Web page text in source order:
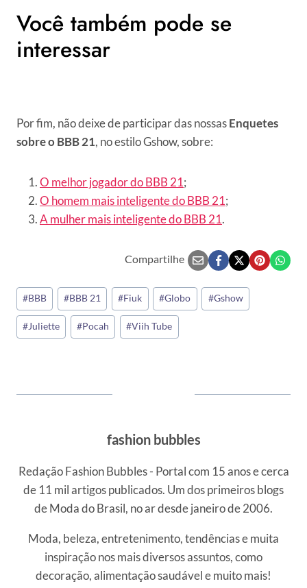
Você também pode se
interessar
Por fim, não deixe de participar das nossasEnquetes
sobre o BBB 21, no estilo Gshow, sobre:
O melhor jogador do BBB 21;
O homem mais inteligente do BBB 21;
A mulher mais inteligente do BBB 21.
Compartilhe
Tags
do
Post:
#BBB #BBB 21 #Fiuk #Globo #Gshow
#Juliette #Pocah #Viih Tube
fashion bubbles
Redação Fashion Bubbles - Portal com 15 anos e cerca
de 11 mil artigos publicados. Um dos primeiros blogs
de Moda do Brasil, no ar desde janeiro de 2006.
Moda, beleza, entretenimento, tendências e muita
inspiração nos mais diversos assuntos, como
decoração, alimentação saudável e muito mais!